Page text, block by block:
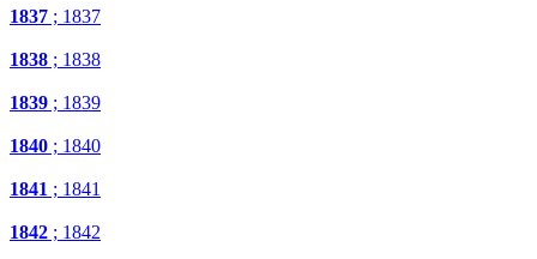
1837 ; 1837
1838 ; 1838
1839 ; 1839
1840 ; 1840
1841 ; 1841
1842 ; 1842